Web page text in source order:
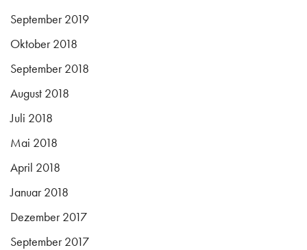
September 2019
Oktober 2018
September 2018
August 2018
Juli 2018
Mai 2018
April 2018
Januar 2018
Dezember 2017
September 2017